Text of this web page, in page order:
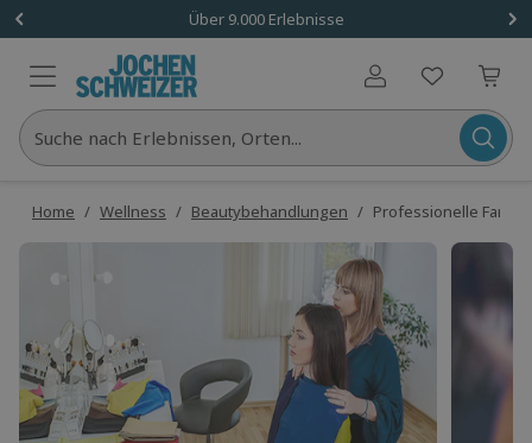
Über 9.000 Erlebnisse
Benutzerkonto
Suche nach Erlebnissen, Orten...
Home / Wellness / Beautybehandlungen / Professionelle